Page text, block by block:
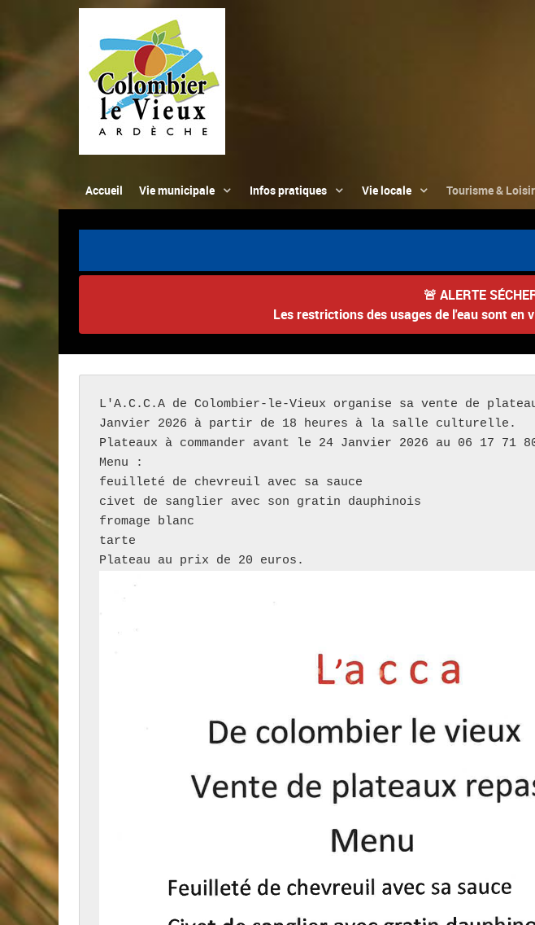
Accueil Vie municipale Infos pratiques Vie locale Tourisme &
🚨 ALERTE
Les restrictions des usages de l'eau sont en
L'A.C.C.A de Colombier-le-Vieux organise sa vente de
Janvier 2026 à partir de 18 heures à la salle culturelle.
Plateaux à commander avant le 24 Janvier 2026 au 06 17 71
Menu :
feuilleté de chevreuil avec sa sauce
civet de sanglier avec son gratin dauphinois
fromage blanc
tarte
Plateau au prix de 20 euros.